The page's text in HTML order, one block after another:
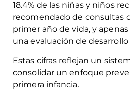
18.4% de las niñas y niños
recomendado de consultas
primer año de vida, y apenas
una evaluación de
Estas cifras reflejan un
consolidar un enfoque
primera infancia.